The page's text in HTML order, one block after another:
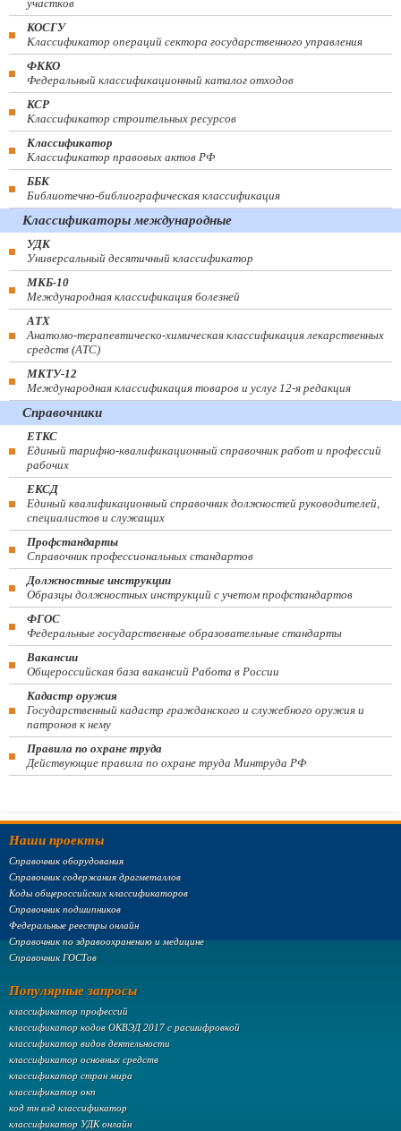
участков
КОСГУ
Классификатор операций сектора государственного управления
ФККО
Федеральный классификационный каталог отходов
КСР
Классификатор строительных ресурсов
Классификатор
Классификатор правовых актов РФ
ББК
Библиотечно-библиографическая классификация
Классификаторы международные
УДК
Универсальный десятичный классификатор
МКБ-10
Международная классификация болезней
АТХ
Анатомо-терапевтическо-химическая классификация лекарственных
средств (ATC)
МКТУ-12
Международная классификация товаров и услуг 12-я редакция
Справочники
ЕТКС
Единый тарифно-квалификационный справочник работ и профессий
рабочих
ЕКСД
Единый квалификационный справочник должностей руководителей,
специалистов и служащих
Профстандарты
Справочник профессиональных стандартов
Должностные инструкции
Образцы должностных инструкций с учетом профстандартов
ФГОС
Федеральные государственные образовательные стандарты
Вакансии
Общероссийская база вакансий Работа в России
Кадастр оружия
Государственный кадастр гражданского и служебного оружия и
патронов к нему
Правила по охране труда
Действующие правила по охране труда Минтруда РФ
Наши проекты
Справочник оборудования
Справочник содержания драгметаллов
Коды общероссийских классификаторов
Справочник подшипников
Федеральные реестры онлайн
Справочник по здравоохранению и медицине
Справочник ГОСТов
Популярные запросы
классификатор профессий
классификатор кодов ОКВЭД 2017 с расшифровкой
классификатор видов деятельности
классификатор основных средств
классификатор стран мира
классификатор окп
код тн вэд классификатор
классификатор УДК онлайн